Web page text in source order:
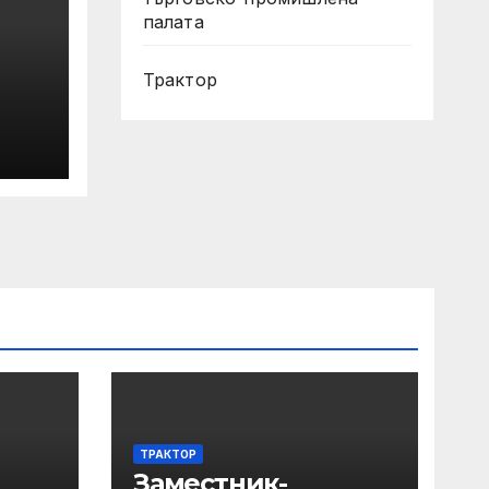
палата
Трактор
ТРАКТОР